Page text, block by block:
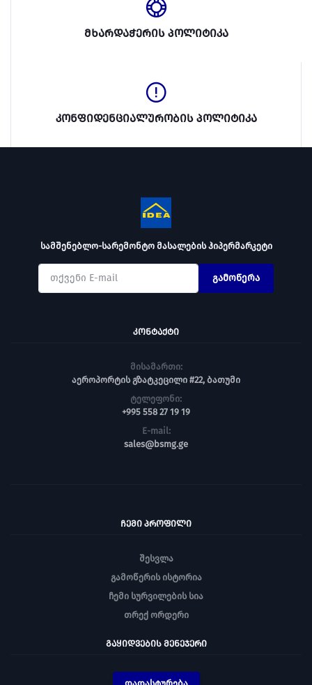
მხარდაჭერის პოლიტიკა
კონფიდენციალურობის პოლიტიკა
სამშენებლო-სარემონტო მასალების ჰიპერმარკეტი
გამოწერა
ᲙᲝᲜᲢᲐᲥᲢᲘ
მისამართი:
აეროპორტის გზატკეცილი #22, ბათუმი
ტელეფონი:
+995 558 27 19 19
E-mail:
sales@bsmg.ge
ᲩᲔᲛᲘ ᲞᲠᲝᲤᲘᲚᲘ
შესვლა
გამოწერის ისტორია
ჩემი სურვილების სია
თრექ ორდერი
ᲒᲐᲧᲘᲓᲕᲔᲑᲘᲡ ᲛᲔᲜᲔᲯᲔᲠᲘ